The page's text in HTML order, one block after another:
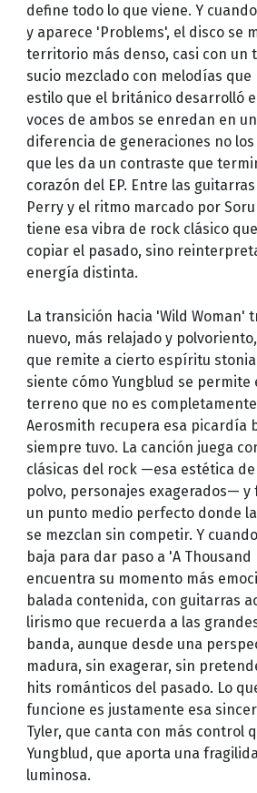
define todo lo que viene. Y
y aparece 'Problems', el disco se
territorio más denso, casi con un
sucio mezclado con melodías
estilo que el británico desarrolló
voces de ambos se enredan en
diferencia de generaciones no
que les da un contraste que
corazón del EP. Entre las
Perry y el ritmo marcado por
tiene esa vibra de rock clásico
copiar el pasado, sino
energía distinta.
La transición hacia 'Wild Woman'
nuevo, más relajado y
que remite a cierto espíritu
siente cómo Yungblud se permite
terreno que no es
Aerosmith recupera esa picardía
siempre tuvo. La canción juega
clásicas del rock —esa estética
polvo, personajes exagerados— y
un punto medio perfecto donde
se mezclan sin competir. Y
baja para dar paso a 'A Thousand
encuentra su momento más
balada contenida, con guitarras
lirismo que recuerda a las
banda, aunque desde una
madura, sin exagerar, sin
hits románticos del pasado. Lo
funcione es justamente esa
Tyler, que canta con más control
Yungblud, que aporta una
luminosa.